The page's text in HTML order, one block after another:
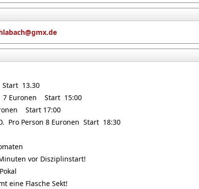
13.30
7 Euronen Start 15:00
Start 17:00
Pro Person 8 Euronen Start 18:30
vor Disziplinstart!
eine Flasche Sekt!